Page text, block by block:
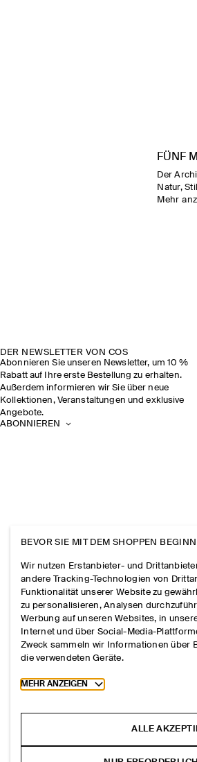
FÜNF
Der
Natur,
Mehr
DER NEWSLETTER VON COS
Abonnieren Sie unseren Newsletter, um 10 %
Rabatt auf Ihre erste Bestellung zu erhalten.
Außerdem informieren wir Sie über neue
Kollektionen, Veranstaltungen und exklusive
Angebote.
ABONNIEREN
BEVOR SIE MIT DEM SHOPPEN
Wir nutzen Erstanbieter- und
andere Tracking-Technologien von
Funktionalität unserer Website zu
zu personalisieren, Analysen
Werbung auf unseren Websites, in
Internet und über Social-Media-
Zweck sammeln wir Informationen über
die verwendeten Geräte.
Toggle more cookie information
MEHR ANZEIGEN
ALLE